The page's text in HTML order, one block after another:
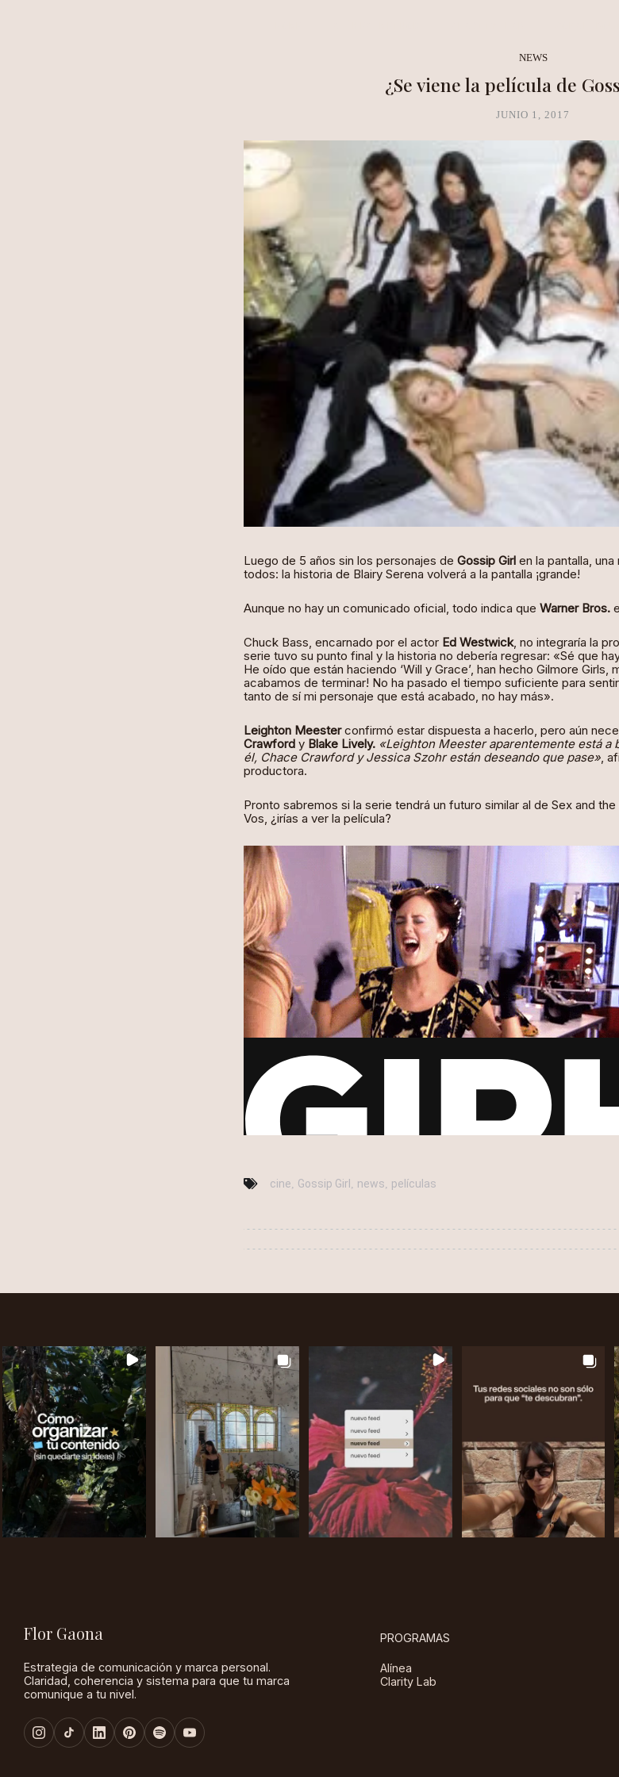
NEWS
¿Se viene la película de
JUNIO 1, 2017
Luego de 5 años sin los personajes de Gossip Girlen la pantalla,
todos: la historia de Blairy Serena volverá a la pantalla ¡grande!
Aunque no hay un comunicado oficial, todo indica que Warner Bros.
Chuck Bass, encarnado por el actor Ed Westwick, no integraría la
serie tuvo su punto final y la historia no debería regresar: «Sé que
He oído que están haciendo ‘Will y Grace’, han hecho Gilmore Girls,
acabamos de terminar! No ha pasado el tiempo suficiente para
tanto de sí mi personaje que está acabado, no hay más».
Leighton Meesterconfirmó estar dispuesta a hacerlo, pero aún
CrawfordyBlake Lively. «Leighton Meester aparentemente está a
él, Chace Crawford y Jessica Szohr están deseando que pase»,
productora.
Pronto sabremos si la serie tendrá un futuro similar al de Sex and
Vos, ¿irías a ver la película?
cine Gossip Girl news películas
Flor Gaona
Estrategia de comunicación y marca personal.
Claridad, coherencia y sistema para que tu marca
comunique a tu nivel.
PROGRAMAS
Alínea
Clarity Lab